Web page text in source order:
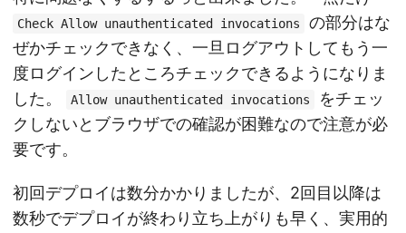
Check Allow unauthenticated invocations
の部分はな
ぜかチェックできなく、一旦ログアウトしてもう一
度ログインしたところチェックできるようになりま
した。
Allow unauthenticated invocations
をチェッ
クしないとブラウザでの確認が困難なので注意が必
要です。
初回デプロイは数分かかりましたが、2回目以降は
数秒でデプロイが終わり立ち上がりも早く、実用的